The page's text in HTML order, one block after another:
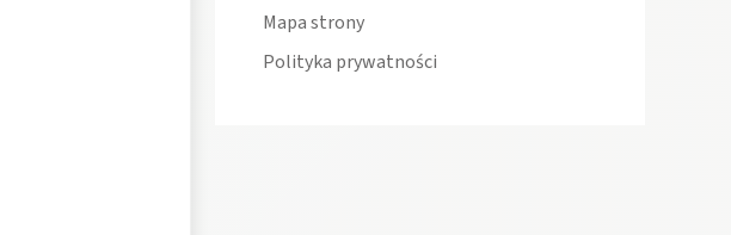
Mapa strony
Polityka prywatności